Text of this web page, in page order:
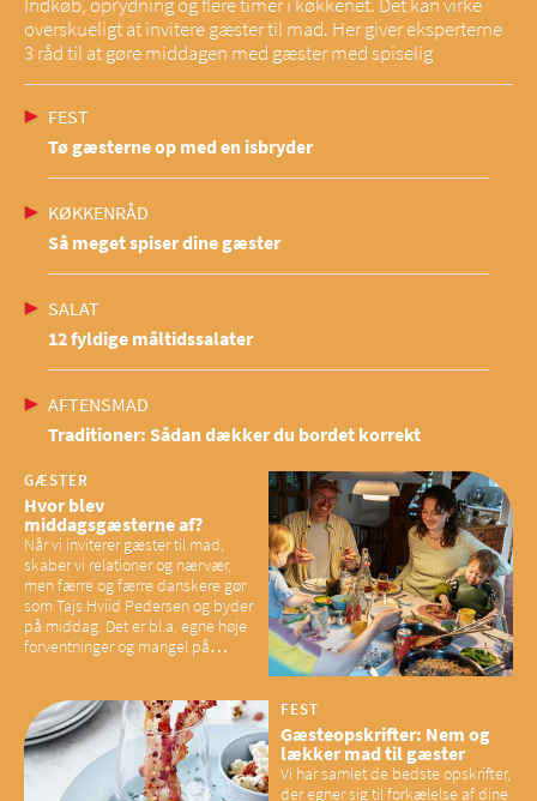
overskueligt at invitere gæster til mad. Her giver eksperterne
3 råd til at gøre middagen med gæster med spiselig
FEST
Tø gæsterne op med en isbryder
KØKKENRÅD
Så meget spiser dine gæster
SALAT
12 fyldige måltidssalater
AFTENSMAD
Traditioner: Sådan dækker du bordet korrekt
GÆSTER
Hvor blev
middagsgæsterne af?
Når vi inviterer gæster til mad,
skaber vi relationer og nærvær,
men færre og færre danskere gør
som Tajs Hviid Pedersen og byder
på middag. Det er bl.a. egne høje
forventninger og mangel på
have konsekvenser for vores
sociale fællesskaber
FEST
Gæsteopskrifter: Nem og
lækker mad til gæster
Vi har samlet de bedste opskrifter,
der egner sig til forkælelse af dine